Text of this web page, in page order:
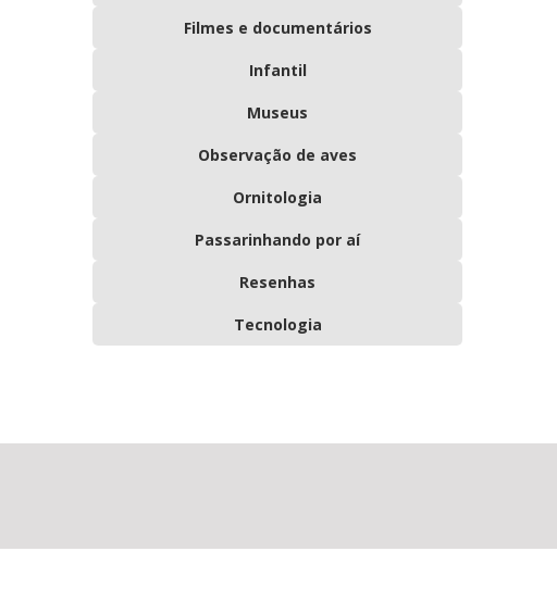
Filmes e documentários
Infantil
Museus
Observação de aves
Ornitologia
Passarinhando por aí
Resenhas
Tecnologia